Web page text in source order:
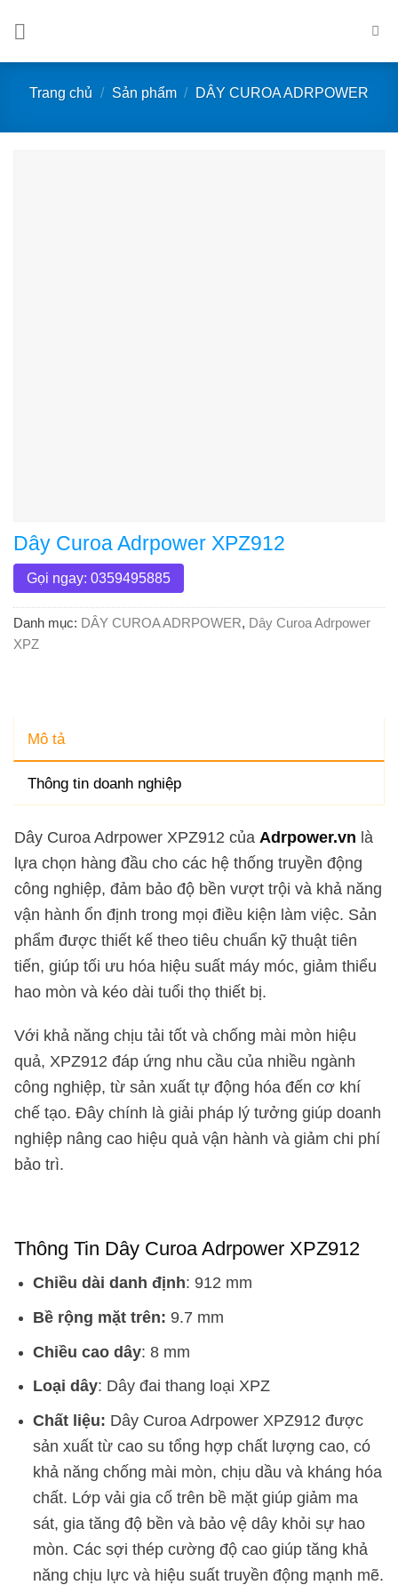
Trang chủ / Sản phẩm / DÂY CUROA ADRPOWER
Dây Curoa Adrpower XPZ912
Gọi ngay: 0359495885
Danh mục: DÂY CUROA ADRPOWER, Dây Curoa Adrpower
XPZ
Mô tả
Thông tin doanh nghiệp
Dây Curoa Adrpower XPZ912 của Adrpower.vn là
lựa chọn hàng đầu cho các hệ thống truyền động
công nghiệp, đảm bảo độ bền vượt trội và khả năng
vận hành ổn định trong mọi điều kiện làm việc. Sản
phẩm được thiết kế theo tiêu chuẩn kỹ thuật tiên
tiến, giúp tối ưu hóa hiệu suất máy móc, giảm thiểu
hao mòn và kéo dài tuổi thọ thiết bị.
Với khả năng chịu tải tốt và chống mài mòn hiệu
quả, XPZ912 đáp ứng nhu cầu của nhiều ngành
công nghiệp, từ sản xuất tự động hóa đến cơ khí
chế tạo. Đây chính là giải pháp lý tưởng giúp doanh
nghiệp nâng cao hiệu quả vận hành và giảm chi phí
bảo trì.
Thông Tin Dây Curoa Adrpower XPZ912
Chiều dài danh định: 912 mm
Bề rộng mặt trên: 9.7 mm
Chiều cao dây: 8 mm
Loại dây: Dây đai thang loại XPZ
Chất liệu: Dây Curoa Adrpower XPZ912 được
sản xuất từ cao su tổng hợp chất lượng cao, có
khả năng chống mài mòn, chịu dầu và kháng hóa
chất. Lớp vải gia cố trên bề mặt giúp giảm ma
sát, gia tăng độ bền và bảo vệ dây khỏi sự hao
mòn. Các sợi thép cường độ cao giúp tăng khả
năng chịu lực và hiệu suất truyền động mạnh mẽ.